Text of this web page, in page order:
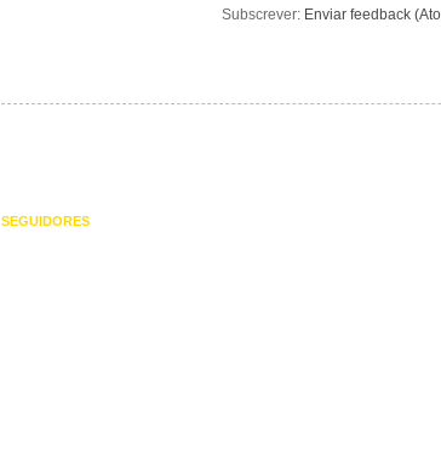
Subscrever: Enviar feedback
SEGUIDORES